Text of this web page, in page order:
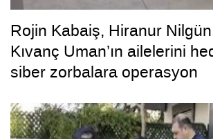
Rojin Kabaiş, Hiranur
Kıvanç Uman’ın ailelerini
siber zorbalara operasyon